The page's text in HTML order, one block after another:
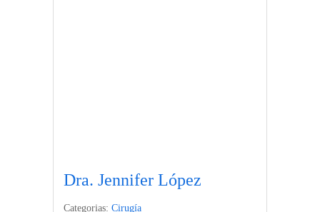
Dra. Jennifer López
Categorias: Cirugía